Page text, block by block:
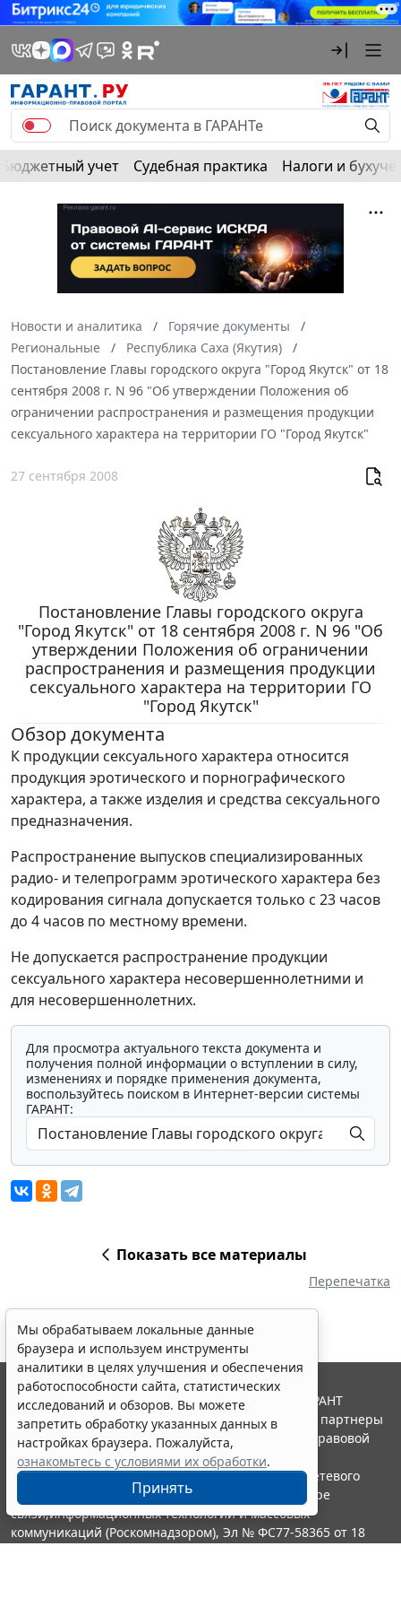
Бюджетный учет Судебная практика Налоги и
Новости и аналитика
Горячие документы
Региональные
Республика Саха (Якутия)
Постановление Главы городского округа "Город Якутск" от 18
сентября 2008 г. N 96 "Об утверждении Положения об
ограничении распространения и размещения продукции
сексуального характера на территории ГО "Город Якутск"
27 сентября 2008
Постановление Главы городского округа
"Город Якутск" от 18 сентября 2008 г. N 96 "Об
утверждении Положения об ограничении
распространения и размещения продукции
сексуального характера на территории ГО
"Город Якутск"
Обзор документа
К продукции сексуального характера относится
продукция эротического и порнографического
характера, а также изделия и средства сексуального
предназначения.
Распространение выпусков специализированных
радио- и телепрограмм эротического характера без
кодирования сигнала допускается только с 23 часов
до 4 часов по местному времени.
Не допускается распространение продукции
сексуального характера несовершеннолетними и
для несовершеннолетних.
Для просмотра актуального текста документа и
получения полной информации о вступлении в силу,
изменениях и порядке применения документа,
воспользуйтесь поиском в Интернет-версии системы
ГАРАНТ:
Показать все материалы
Перепечатка
Мы обрабатываем локальные данные
браузера и используем инструменты
аналитики в целях улучшения и обеспечения
работоспособности сайта, статистических
исследований и обзоров. Вы можете
запретить обработку указанных данных в
настройках браузера. Пожалуйста,
ознакомьтесь с условиями их обработки.
Принять
© ООО "НПП "ГАРАНТ-СЕРВИС", 2026. Система ГАРАНТ
выпускается с 1990 года. Компания "Гарант" и ее партнеры
являются участниками Российской ассоциации правовой
информации ГАРАНТ.
Портал ГАРАНТ.РУ зарегистрирован в качестве сетевого
издания Федеральной службой по надзору в сфере
связи,информационных технологий и массовых
коммуникаций (Роскомнадзором), Эл № ФС77-58365 от 18